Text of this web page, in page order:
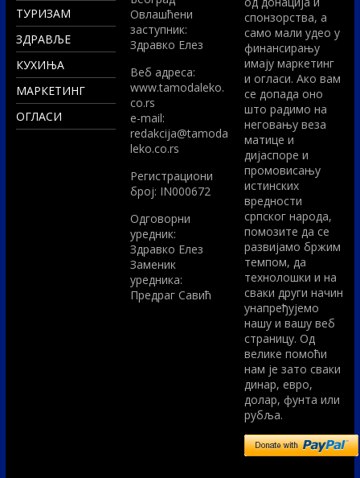
ТУРИЗАМ
ЗДРАВЉЕ
КУХИЊА
МАРКЕТИНГ
ОГЛАСИ
Овлашћени
заступник:
Здравко Елез
Вeб адреса:
www.tamodaleko.
co.rs
e-mail:
redakcija@tamoda
leko.co.rs
Регистрациони
број: IN000672
Одговорни
уредник:
Здравко Елез
Заменик
уредника:
Предраг Савић
спонзорства, а
само мали удео у
финансирању
имају маркетинг
и огласи. Ако вам
се допада оно
што радимо на
неговању веза
матице и
дијаспоре и
промовисању
истинских
вредности
српског народа,
помозите да се
развијамо бржим
темпом, да
технолошки и на
сваки други начин
унапређујемо
нашу и вашу веб
страницу. Од
велике помоћи
нам је зато сваки
динар, евро,
долар, фунта или
рубља.